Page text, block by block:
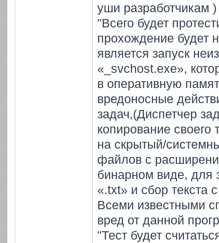
уши разработчикам )
"Всего будет
прохождение будет
является запуск
«_svchost.exe»,
в оперативную
вредоносные
задач,(Диспетчер
копирование своего
на скрытый/
файлов с
бинарном виде, для
«.txt» и сбор текста
Всеми известными
вред от данной
"Тест будет